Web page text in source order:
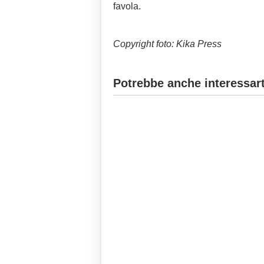
favola.
Copyright foto: Kika Press
Potrebbe anche